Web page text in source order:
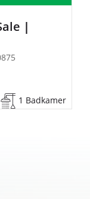
For Sale
1 Badkamer